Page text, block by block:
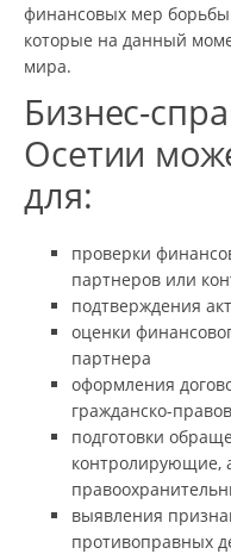
финансовых мер
которые на данный
мира.
Бизнес-
Осетии
для:
проверки
партнеров или
подтверждения
оценки
партнера
оформления
гражданско-
подготовки
контролирующие,
выявления
противоправных